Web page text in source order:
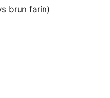
brun farin)